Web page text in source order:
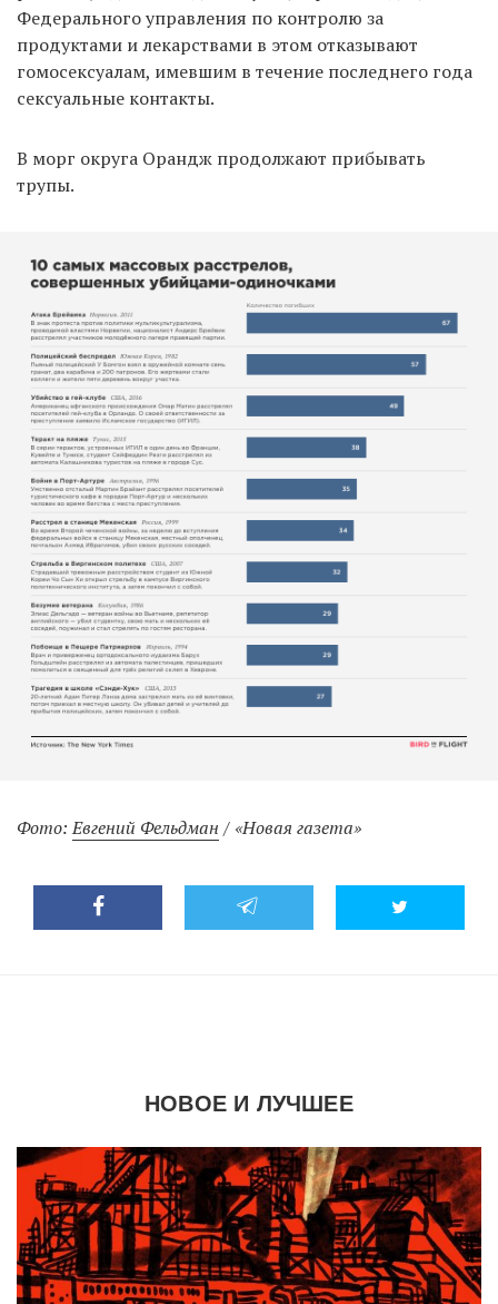
Федерального управления по контролю за
продуктами и лекарствами в этом отказывают
гомосексуалам, имевшим в течение последнего года
сексуальные контакты.
В морг округа Орандж продолжают прибывать
трупы.
Фото:Евгений Фельдман / «Новая газета»
НОВОЕ И ЛУЧШЕЕ